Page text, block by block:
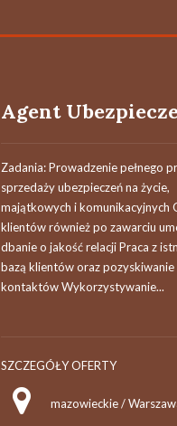
Zadania: Prowadzenie pełnego
sprzedaży ubezpieczeń na życie,
majątkowych i komunikacyjnych
klientów również po zawarciu
dbanie o jakość relacji Praca z
bazą klientów oraz pozyskiwanie
kontaktów Wykorzystywanie...
SZCZEGÓŁY OFERTY
mazowieckie /